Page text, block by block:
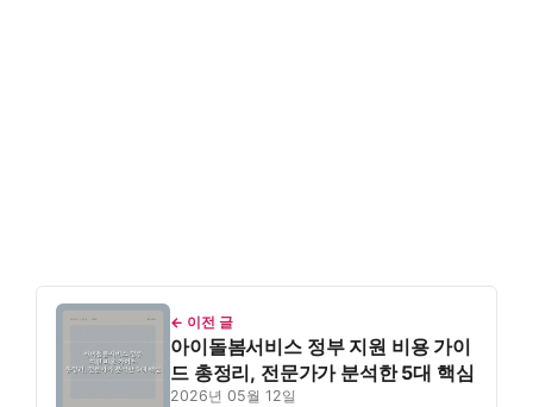
← 이전 글
아이돌봄서비스 정부 지원 비용 가이
드 총정리, 전문가가 분석한 5대 핵심
2026년 05월 12일